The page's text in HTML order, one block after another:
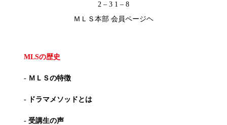
2 – 3 1 – 8
ＭＬＳ本部 会員ページヘ
MLSの歴史
- ＭＬＳの特徴
- ドラマメソッドとは
- 受講生の声